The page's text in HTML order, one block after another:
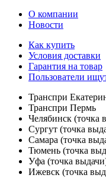
О компании
Новости
Как купить
Условия доставки
Гарантия на товар
Пользователи
Транспри
Транспри Пермь
Челябинск (точка
Сургут (точка
Самара (точка
Тюмень (точка
Уфа (точка
Ижевск (точка